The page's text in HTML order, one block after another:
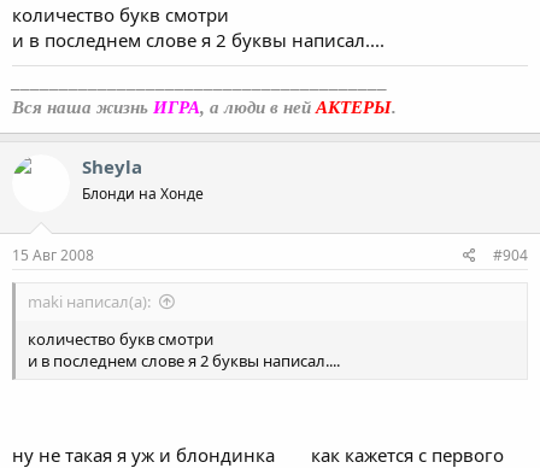
количество букв смотри
и в последнем слове я 2 буквы написал....
Вся наша жизнь ИГРА, а люди в ней АКТЕРЫ.
Sheyla
Блонди на Хонде
15 Авг 2008 #904
maki написал(а):
количество букв смотри
и в последнем слове я 2 буквы написал....
ну не такая я уж и блондинка
как кажется с первого